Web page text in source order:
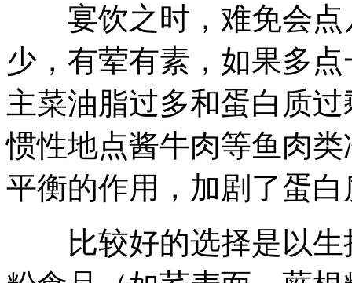
宴饮之时，难免会点
少，有荤有素，如果多
主菜油脂过多和蛋白质
惯性地点酱牛肉等鱼肉
平衡的作用，加剧了蛋
比较好的选择是以生